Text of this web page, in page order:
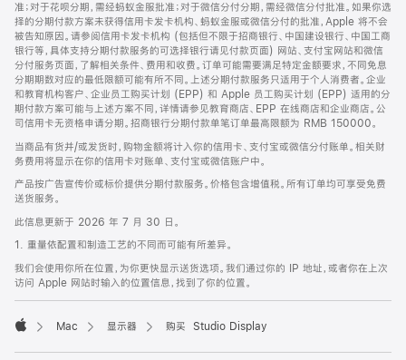
准；对于花呗分期，需经蚂蚁金服批准；对于微信分付分期，需经微信分付批准。如果你选
择的分期付款方案未获得信用卡发卡机构、蚂蚁金服或微信分付的批准，Apple 将不会
被告知原因。请参阅信用卡发卡机构 (包括但不限于招商银行、中国建设银行、中国工商
银行等，具体支持分期付款服务的可选择银行请见付款页面) 网站、支付宝网站和微信
分付服务页面，了解相关条件、费用和收费。订单可能需要满足特定金额要求，不同免息
分期期数对应的最低限额可能有所不同。上述分期付款服务只适用于个人消费者。企业
和教育机构客户、企业员工购买计划 (EPP) 和 Apple 员工购买计划 (EPP) 适用的分
期付款方案可能与上述方案不同，详情请参见教育商店、EPP 在线商店和企业商店。公
司信用卡无资格申请分期。招商银行分期付款单笔订单最高限额为 RMB 150000。
当商品有货并/或发货时，购物金额将计入你的信用卡、支付宝或微信分付账单。相关财
务费用将显示在你的信用卡对账单、支付宝或微信账户中。
产品按广告宣传价或标价提供分期付款服务。价格包含增值税。所有订单均可享受免费
送货服务。
此信息更新于 2026 年 7 月 30 日。
1. 重量依配置和制造工艺的不同而可能有所差异。
我们会使用你所在位置，为你更快显示送货选项。我们通过你的 IP 地址，或者你在上次
访问 Apple 网站时输入的位置信息，找到了你的位置。
Mac 显示器 购买 Studio Display